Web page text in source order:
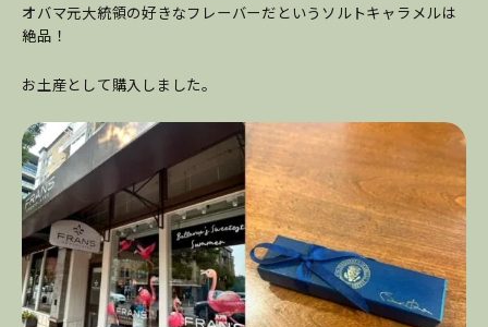
オバマ元大統領の好きなフレーバーだというソルトキャラメルは
絶品！
お土産として購入しました。